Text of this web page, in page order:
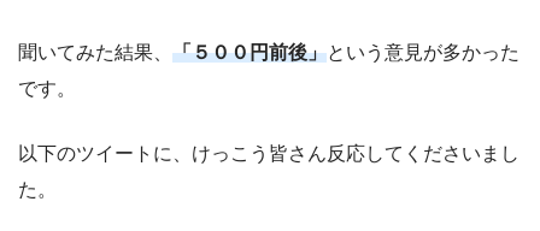
聞いてみた結果、 「５００円前後」という意見が多かった
です。
以下のツイートに、けっこう皆さん反応してくださいまし
た。